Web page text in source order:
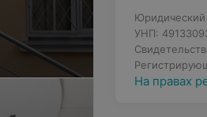
УНП:
На правах